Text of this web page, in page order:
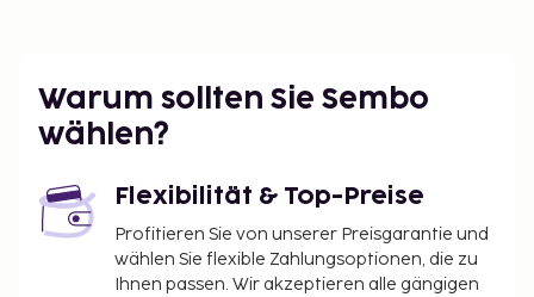
Warum sollten Sie Sembo
wählen?
Flexibilität & Top-Preise
Profitieren Sie von unserer Preisgarantie und
wählen Sie flexible Zahlungsoptionen, die zu
Ihnen passen. Wir akzeptieren alle gängigen